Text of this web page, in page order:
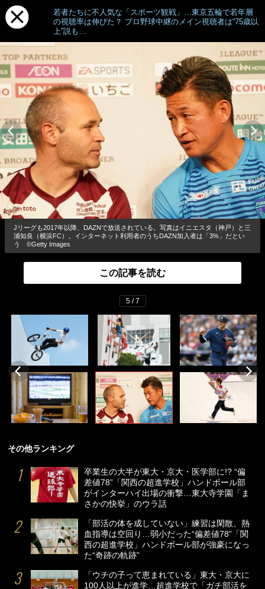
若者たちに不人気な「スポーツ観戦」…東京五輪で若年層
の視聴率は伸びた？ プロ野球中継のメイン視聴者は“75歳以
上”説も…
Jリーグも2017年以降、DAZNで放送されている。写真はイニエスタ（神戸）と三
浦知良（横浜FC）。インターネット利用者のうちDAZN加入者は「3%」だとい
う ©Getty Images
この記事を読む
5 / 7
その他ランキング
卒業生の大半が東大・京大・医学部に!? “偏
差値78”「関西の超進学校」ハンドボール部
がインターハイ出場の衝撃…東大寺学園「ま
さかの快挙」のウラ話
「部活の体を成していない」練習は閑散、熱
血指導は空回り…弱小だった“偏差値78”「関
西の超進学校」ハンドボール部が強豪になっ
た“奇跡の軌跡”
「ウチの子って恵まれている」東大・京大に
100人以上が進学…超進学校で「ガチ部活を